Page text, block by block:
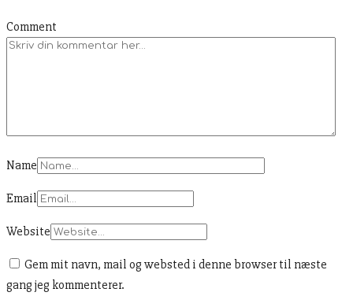
Comment
Name
Email
Website
Gem mit navn, mail og websted i denne browser til næste
gang jeg kommenterer.